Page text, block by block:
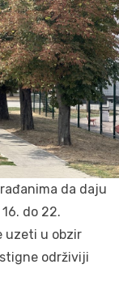
da daju
do 22.
uzeti u obzir
održiviji